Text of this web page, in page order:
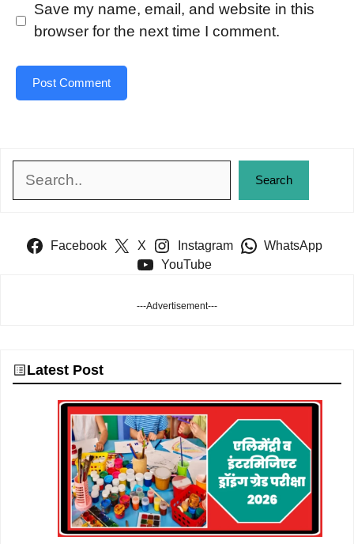
Save my name, email, and website in this
browser for the next time I comment.
Search
Facebook X Instagram
WhatsApp
YouTube
---Advertisement---
Latest Post